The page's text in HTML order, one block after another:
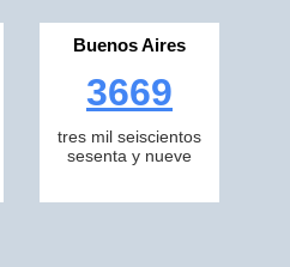
Buenos Aires
3669
tres mil seiscientos
sesenta y nueve